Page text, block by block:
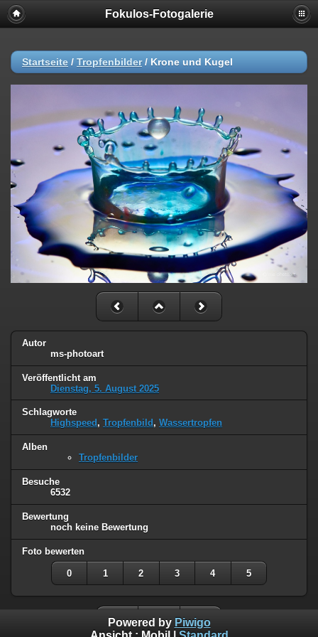
Fokulos-Fotogalerie
Startseite / Tropfenbilder/ Krone und Kugel
Autor
ms-photoart
Veröffentlicht am
Dienstag, 5. August 2025
Schlagworte
Highspeed , Tropfenbild , Wassertropfen
Alben
Tropfenbilder
Besuche
6532
Bewertung
noch keine Bewertung
Foto bewerten
0 1 2 3 4 5
Powered by Piwigo